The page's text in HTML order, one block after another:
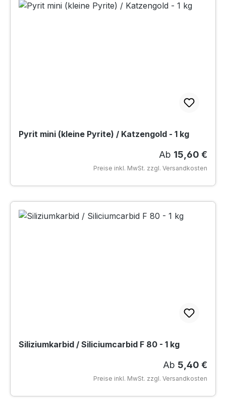
Pyrit mini (kleine Pyrite) / Katzengold - 1 kg
Regulärer
Ab 15,60 €
Preise inkl. MwSt. zzgl. Versandkosten
Siliziumkarbid / Siliciumcarbid F 80 - 1 kg
Regulärer
Ab 5,40 €
Preise inkl. MwSt. zzgl. Versandkosten